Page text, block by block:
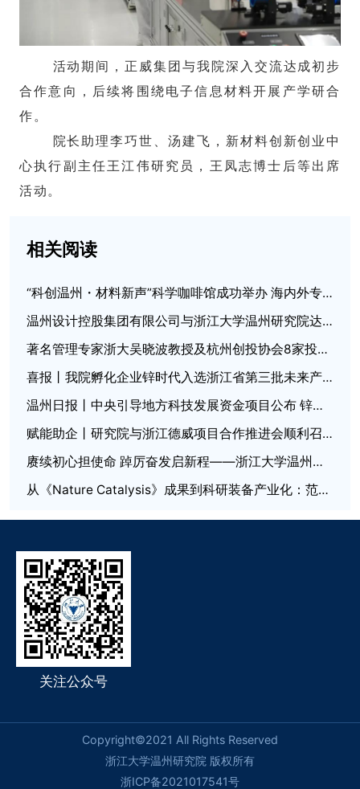
活动期间，正威集团与我院深入交流达成初步
合作意向，后续将围绕电子信息材料开展产学研合
作。
院长助理李巧世、汤建飞，新材料创新创业中
心执行副主任王江伟研究员，王凤志博士后等出席
活动。
相关阅读
“科创温州・材料新声”科学咖啡馆成功举办 海内外专家共探催化新材料与氢能国际合作
温州设计控股集团有限公司与浙江大学温州研究院达成战略合作
著名管理专家浙大吴晓波教授及杭州创投协会8家投资机构来访考察
喜报丨我院孵化企业锌时代入选浙江省第三批未来产业“四库”培育名单
温州日报丨中央引导地方科技发展资金项目公布 锌芯钛晶获500万元奖补
赋能助企丨研究院与浙江德威项目合作推进会顺利召开
赓续初心担使命 踔厉奋发启新程——浙江大学温州研究院党总支委员会换届选举大会圆满召开
从《Nature Catalysis》成果到科研装备产业化：范本科技原位表征平台助力非热等离子体催化研究
关注公众号
Copyright©2021 All Rights Reserved
浙江大学温州研究院 版权所有
浙ICP备2021017541号